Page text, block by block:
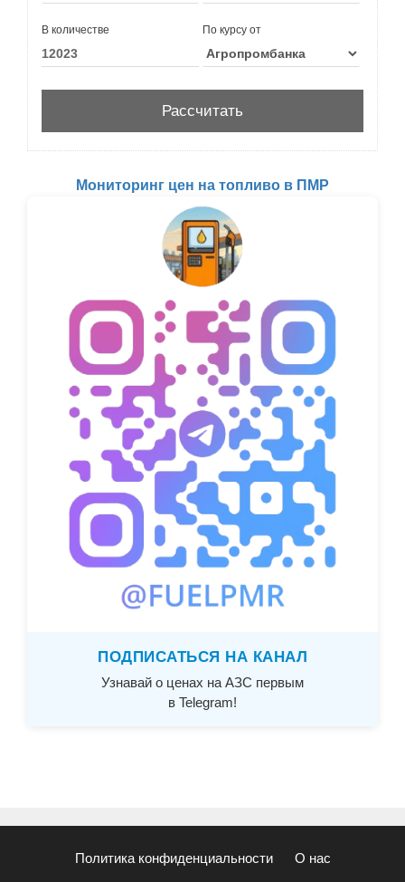
В количестве По курсу от
Мониторинг цен на топливо в ПМР
ПОДПИСАТЬСЯ НА КАНАЛ
Узнавай о ценах на АЗС первым
в Telegram!
Политика конфиденциальности О нас